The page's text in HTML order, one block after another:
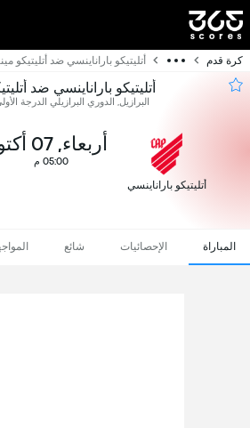
كرة قدم أتليتيكو باراناينسي ضد أتليتيكو
أتليتيكو باراناينسي ضد
البرازيل, الدوري البرازيلي الدرجة
أتليتيكو باراناينسي
أربعاء, 07 أكتوبر
05:00 م
المباراة الإحصائيات شائع